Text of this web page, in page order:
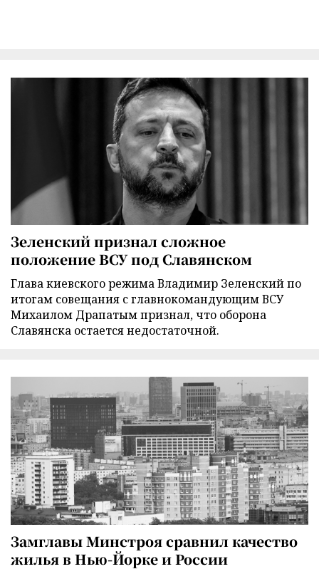
Зеленский признал сложное
положение ВСУ под Славянском
Глава киевского режима Владимир Зеленский по
итогам совещания с главнокомандующим ВСУ
Михаилом Драпатым признал, что оборона
Славянска остается недостаточной.
Замглавы Минстроя сравнил качество
жилья в Нью-Йорке и России